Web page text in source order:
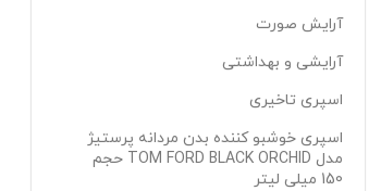
آرایش صورت
آرایشی و بهداشتی
اسپری تاخیری
اسپری خوشبو کننده بدن مردانه پرستیژ
مدل TOM FORD BLACK ORCHID حجم
150 میلی لیتر